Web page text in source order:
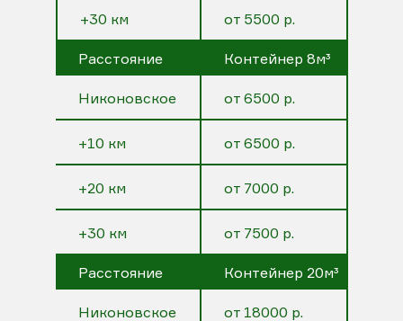
+30 км от 5500 р.
Расстояние
Никоновское
+10 км
+20 км
+30 км
Контейнер 8м³
от 6500 р.
от 6500 р.
от 7000 р.
от 7500 р.
Расстояние
Никоновское
Контейнер 20м³
от 18000 р.